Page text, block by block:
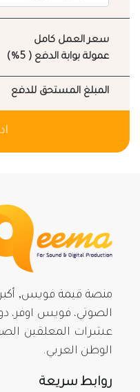
سعر العمل كامل
عمولة بوابة الدفع ( 5%)
المبلغ المستحق للدفع
منصة قيمة فويس,
الصوتي، فويس اوفر،
عشرات المعلقين
الوطن العربي.
روابط سريعة